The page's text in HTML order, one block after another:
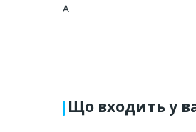
A
Що входить у